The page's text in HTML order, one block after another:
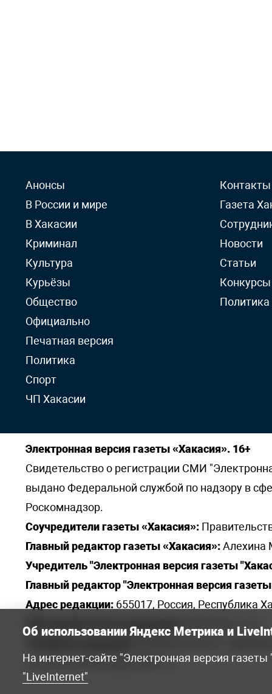
Анонсы
В России и мире
В Хакасии
Криминал
Культура
Курьёзы
Общество
Официально
Печатная версия
Политика
Спорт
ЧП Хакасии
Контакты
Газета
Новости
Статьи
Конкурсы
Электронная версия газеты «Хакасия». 16+
Свидетельство о регистрации СМИ
выдано Федеральной службой по надзору в
Роскомнадзор.
Соучредители газеты «Хакасия»:
Главный редактор газеты «Хакасия»:Алехина
Учредитель "Электронная версия газеты
Главный редактор "Электронная версия
Адрес редакции: 655017, Россия, Республика
Электронная почта редакции: khakred@r-19.ru
elena.s.korotkowa@yandex.ru.
Об использовании Яндекс Метрика и
На интернет-сайте "Электронная версия
"LiveInternet"